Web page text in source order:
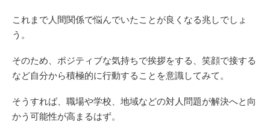
これまで人間関係で悩んでいたことが良くなる兆しでしょ
う。
そのため、ポジティブな気持ちで挨拶をする、笑顔で接する
など自分から積極的に行動することを意識してみて。
そうすれば、職場や学校、地域などの対人問題が解決へと向
かう可能性が高まるはず。